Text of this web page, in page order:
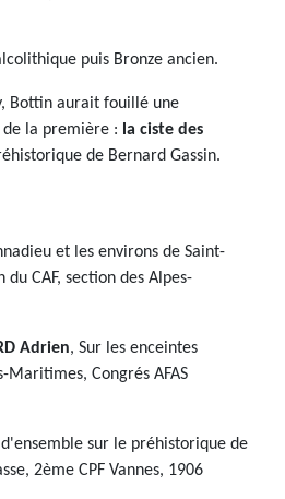
puis Bronze ancien.
Bottin aurait fouillé une
la première : la ciste des
de Bernard Gassin.
et les environs de Saint-
CAF, section des Alpes-
Adrien, Sur les enceintes
Maritimes, Congrés AFAS
sur le préhistorique de
2ème CPF Vannes, 1906